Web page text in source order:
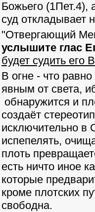
Божьего (1Пет.4),
суд откладывает
"Отвергающий
услышите глас
будет судить
В огне - что
явным от света,
обнаружится и
создаёт
исключительно в
испепелять,
плоть
есть ничто иное
которые
кроме плотских
свободна.